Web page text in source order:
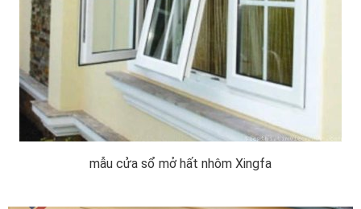
mẫu cửa sổ mở hất nhôm Xingfa